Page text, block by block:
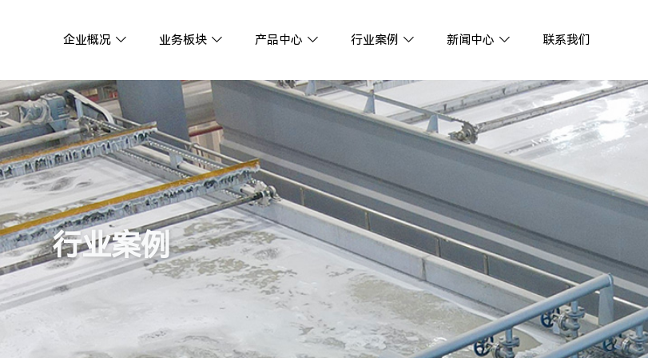
企业概况 业务板块 产品中心 行业案例 新闻中心 联系我们
行业案例